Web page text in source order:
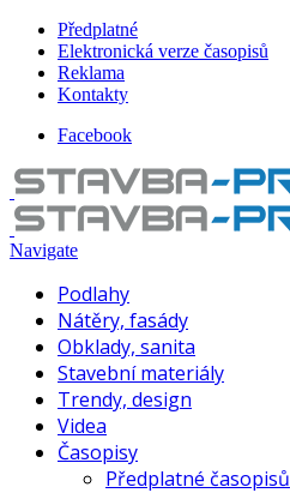
Předplatné
Elektronická verze časopisů
Reklama
Kontakty
Facebook
Navigate
Podlahy
Nátěry, fasády
Obklady, sanita
Stavební materiály
Trendy, design
Videa
Časopisy
Předplatné časopisů